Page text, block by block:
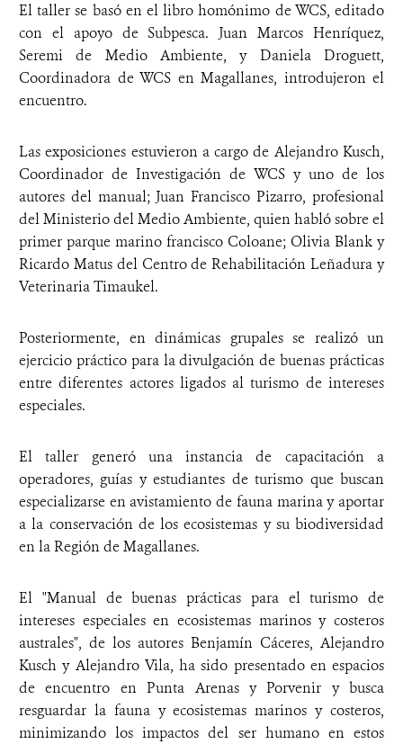
El taller se basó en el libro homónimo de WCS, editado
con el apoyo de Subpesca. Juan Marcos Henríquez,
Seremi de Medio Ambiente, y Daniela Droguett,
Coordinadora de WCS en Magallanes, introdujeron el
encuentro.
Las exposiciones estuvieron a cargo de Alejandro Kusch,
Coordinador de Investigación de WCS y uno de los
autores del manual; Juan Francisco Pizarro, profesional
del Ministerio del Medio Ambiente, quien habló sobre el
primer parque marino francisco Coloane; Olivia Blank y
Ricardo Matus del Centro de Rehabilitación Leñadura y
Veterinaria Timaukel.
Posteriormente, en dinámicas grupales se realizó un
ejercicio práctico para la divulgación de buenas prácticas
entre diferentes actores ligados al turismo de intereses
especiales.
El taller generó una instancia de capacitación a
operadores, guías y estudiantes de turismo que buscan
especializarse en avistamiento de fauna marina y aportar
a la conservación de los ecosistemas y su biodiversidad
en la Región de Magallanes.
El "Manual de buenas prácticas para el turismo de
intereses especiales en ecosistemas marinos y costeros
australes", de los autores Benjamín Cáceres, Alejandro
Kusch y Alejandro Vila, ha sido presentado en espacios
de encuentro en Punta Arenas y Porvenir y busca
resguardar la fauna y ecosistemas marinos y costeros,
minimizando los impactos del ser humano en estos